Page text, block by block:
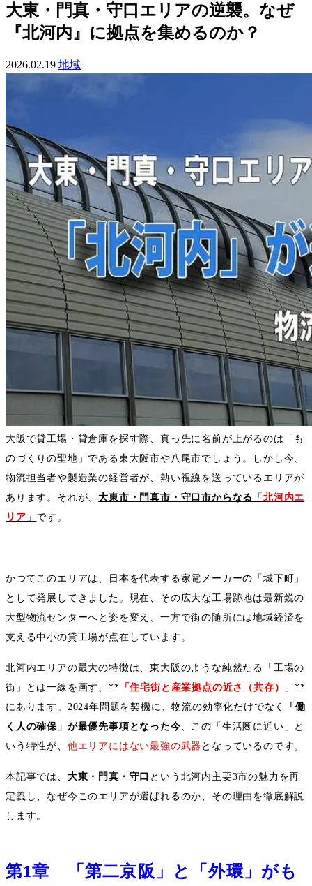
大東・門真・守口エリアの逆襲。なぜ
『北河内』に拠点を集めるのか？
2026.02.19 地域
大阪で貸工場・貸倉庫を探す際、真っ先に名前が上がるのは「も
のづくりの聖地」である東大阪市や八尾市でしょう。しかし今、
物流担当者や製造業の経営者が、熱い視線を送っているエリアが
あります。それが、大東市・門真市・守口市からなる 「北河内エ
リア 」 です。
かつてこのエリアは、日本を代表する家電メーカーの「城下町」
として発展してきました。現在、その広大な工場跡地は最新鋭の
大型物流センターへと姿を変え、一方で街の随所には地域経済を
支える中小の貸工場が点在しています。
北河内エリアの最大の特徴は、東大阪のような純然たる「工場の
街」とは一線を画す、** 「住宅街と産業拠点の近さ（共存） 」**
にあります。 2024年問題を契機に、物流の効率化だけでなく
「働
く人の確保」が最優先事項となった今 、この「生活圏に近い」と
いう特性が、 他エリアにはない最強の武器 となっているのです。
本記事では、 大東・門真・守口 という北河内主要3市の魅力を再
定義し、なぜ今このエリアが選ばれるのか、その理由を徹底解説
します。
第1章 「第二京阪」と「外環」がも